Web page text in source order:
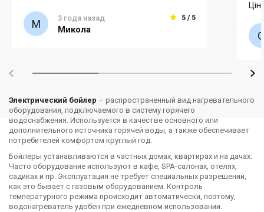
3 года назад
Микола
5 / 5
Электрический бойлер – распространенный вид нагревательного
оборудования, подключаемого в систему горячего
водоснабжения. Используется в качестве основного или
дополнительного источника горячей воды, а также обеспечивает
потребителей комфортом круглый год.
Бойлеры устанавливаются в частных домах, квартирах и на дачах.
Часто оборудование используют в кафе, SPA-салонах, отелях,
садиках и пр. Эксплуатация не требует специальных разрешений,
как это бывает с газовым оборудованием. Контроль
температурного режима происходит автоматически, поэтому,
водонагреватель удобен при ежедневном использовании.